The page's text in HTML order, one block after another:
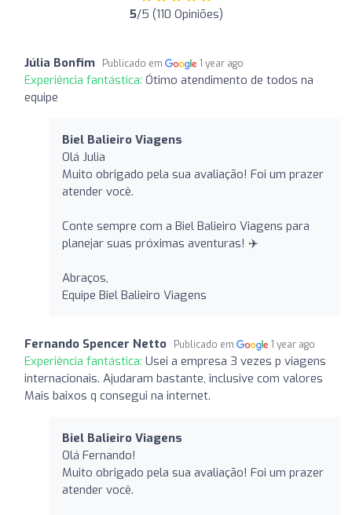
5/5 (110 Opiniões)
Júlia Bonfim Publicado em 1 year ago
Experiência fantástica: Ótimo atendimento de todos na
equipe
Biel Balieiro Viagens
Olá Julia
Muito obrigado pela sua avaliação! Foi um prazer
atender você.
Conte sempre com a Biel Balieiro Viagens para
planejar suas próximas aventuras! ✈️
Abraços,
Equipe Biel Balieiro Viagens
Fernando Spencer Netto Publicado em 1 year ago
Experiência fantástica: Usei a empresa 3 vezes p viagens
internacionais. Ajudaram bastante, inclusive com valores
Mais baixos q consegui na internet.
Biel Balieiro Viagens
Olá Fernando!
Muito obrigado pela sua avaliação! Foi um prazer
atender você.